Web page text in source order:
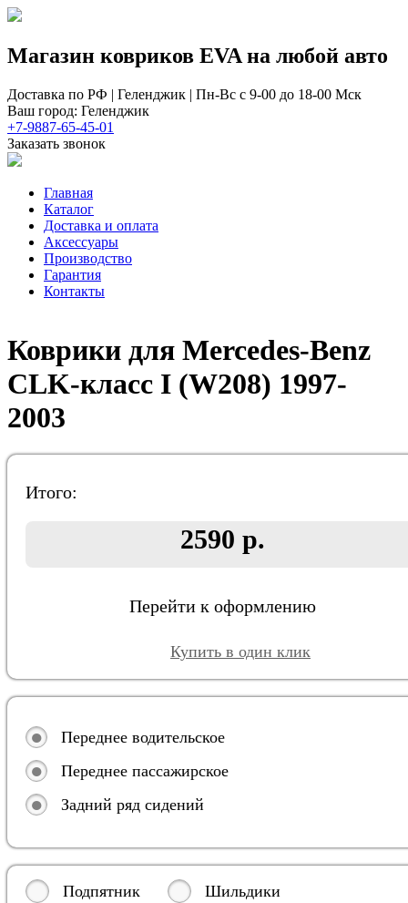
Магазин ковриков EVA ​на любой авто
Доставка по РФ | Геленджик | Пн-Вс с 9-00 до 18-00 Мск
Ваш город: Геленджик
+7-9887-65-45-01
Заказать звонок
Главная
Каталог
Доставка и оплата
Аксессуары
Производство
Гарантия
Контакты
Коврики для Mercedes-Benz
СLK-класс I (W208) 1997-
2003
Итого:
2590 р.
Перейти к оформлению
Купить в один клик
Переднее водительское
Переднее пассажирское
Задний ряд сидений
Подпятник Шильдики